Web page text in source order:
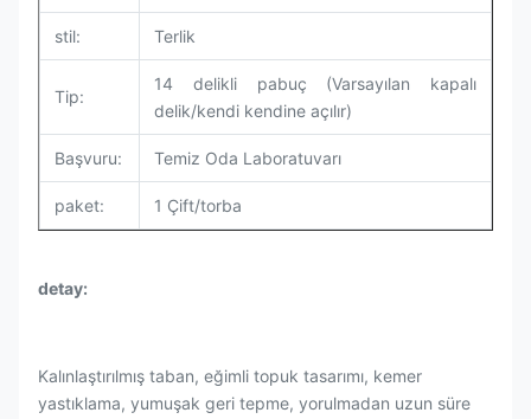
stil: Terlik
Tip:
14 delikli pabuç (Varsayılan kapalı
delik/kendi kendine açılır)
Başvuru: Temiz Oda Laboratuvarı
paket: 1 Çift/torba
detay:
Kalınlaştırılmış taban, eğimli topuk tasarımı, kemer
yastıklama, yumuşak geri tepme, yorulmadan uzun süre